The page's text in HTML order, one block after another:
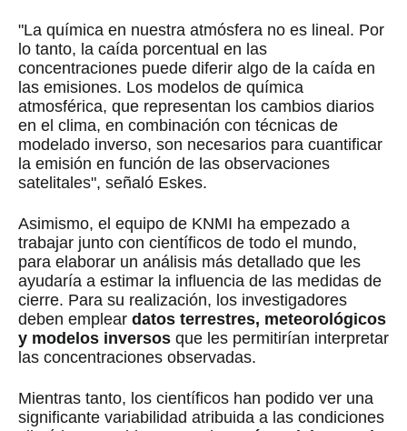
"La química en nuestra atmósfera no es lineal. Por
lo tanto, la caída porcentual en las
concentraciones puede diferir algo de la caída en
las emisiones. Los modelos de química
atmosférica, que representan los cambios diarios
en el clima, en combinación con técnicas de
modelado inverso, son necesarios para cuantificar
la emisión en función de las observaciones
satelitales", señaló Eskes.
Asimismo, el equipo de KNMI ha empezado a
trabajar junto con científicos de todo el mundo,
para elaborar un análisis más detallado que les
ayudaría a estimar la influencia de las medidas de
cierre. Para su realización, los investigadores
deben emplear datos terrestres, meteorológicos
y modelos inversos que les permitirían interpretar
las concentraciones observadas.
Mientras tanto, los científicos han podido ver una
significante variabilidad atribuida a las condiciones